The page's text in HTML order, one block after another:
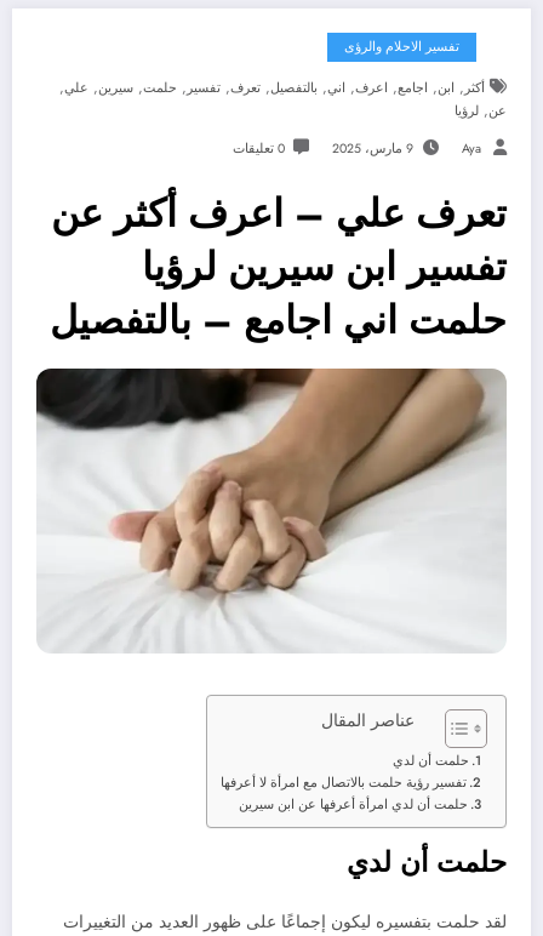
تفسير الاحلام والرؤى
أكثر , ابن, اجامع, اعرف, اني, بالتفصيل, تعرف, تفسير , حلمت, سيرين, علي,
عن, لرؤيا
Aya 9 مارس، 2025 0 تعليقات
تعرف علي – اعرف أكثر عن
تفسير ابن سيرين لرؤيا
حلمت اني اجامع – بالتفصيل
عناصر المقال
حلمت أن لدي
تفسير رؤية حلمت بالاتصال مع امرأة لا أعرفها
حلمت أن لدي امرأة أعرفها عن ابن سيرين
حلمت أن لدي
لقد حلمت بتفسيره ليكون إجماعًا على ظهور العديد من التغييرات